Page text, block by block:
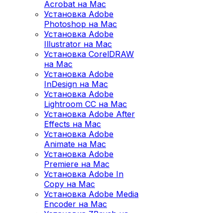
Acrobat на Mac
Установка Adobe
Photoshop на Mac
Установка Adobe
Illustrator на Mac
Установка CorelDRAW
на Mac
Установка Adobe
InDesign на Mac
Установка Adobe
Lightroom CC на Mac
Установка Adobe After
Effects на Mac
Установка Adobe
Animate на Mac
Установка Adobe
Premiere на Mac
Установка Adobe In
Copy на Mac
Установка Adobe Media
Encoder на Mac